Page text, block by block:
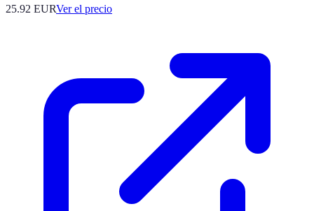
25.92 EURVer el precio